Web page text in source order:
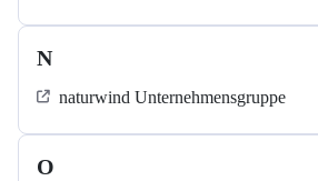
N
naturwind Unternehmensgruppe
O